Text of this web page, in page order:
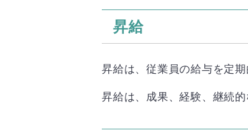
昇給
昇給は、従業員の給与を定
昇給は、成果、経験、継続